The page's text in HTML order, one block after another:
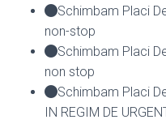
Schimbam Placi
non-stop
Schimbam Placi
non stop
Schimbam Placi
IN REGIM DE